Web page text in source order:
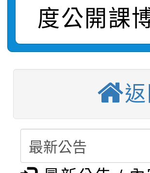
表
敬師藝文競賽
【甄選結果(
學年度第1學
結果(第11招)
【甄選結果(
學年度第1學
結果(第3招)
【甄選結果(
學年度第1學
結果(第4招)
【甄選結果(
學年度第1學
結果(第12招)
轉知：桃園市
賽及師生本土
轉知：「桃園
度公開課